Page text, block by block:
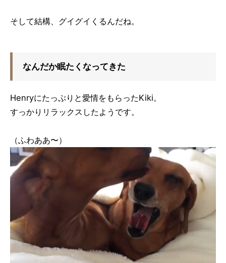
そして結構、グイグイくるんだね。
なんだか眠たくなってきた
Henryにたっぷりと愛情をもらったKiki。
すっかりリラックスしたようです。
（ふわああ〜）